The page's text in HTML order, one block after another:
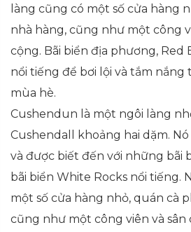
làng cũng có một số cửa hàng
nhà hàng, cũng như một công
cộng. Bãi biển địa phương, Red
nổi tiếng để bơi lội và tắm
mùa hè.
Cushendun là một ngôi làng
Cushendall khoảng hai dặm.
và được biết đến với những bãi
bãi biển White Rocks nổi tiếng.
một số cửa hàng nhỏ, quán cà
cũng như một công viên và sân